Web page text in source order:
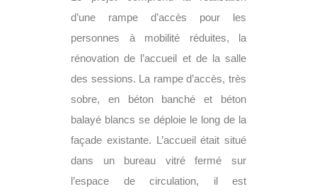
d’une rampe d’accès pour les
personnes à mobilité réduites, la
rénovation de l’accueil et de la salle
des sessions. La rampe d’accès, très
sobre, en béton banché et béton
balayé blancs se déploie le long de la
façade existante. L’accueil était situé
dans un bureau vitré fermé sur
l’espace de circulation, il est